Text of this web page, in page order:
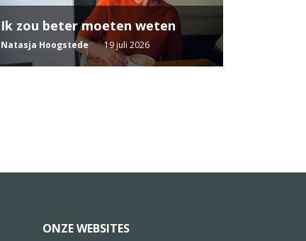
Ik zou beter moeten weten
Natasja Hoogstede 19 juli 2026
ONZE WEBSITES